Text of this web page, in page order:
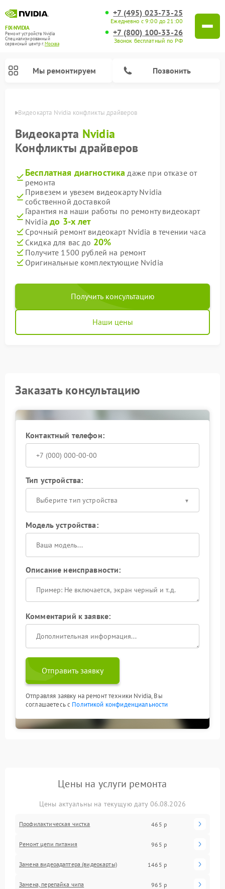
FIX-NVIDIA
Ремонт устройств Nvidia
Специализированный
cервисный центр г.Москва
+7 (495) 023-73-25
Ежедневно с 9:00 до 21:00
+7 (800) 100-33-26
Звонок бесплатный по РФ
Мы ремонтируем Позвонить
Видеокарта Nvidia конфликты драйверов
Видеокарта Nvidia
Конфликты драйверов
Бесплатная диагностика даже при отказе от
ремонта
Привезем и увезем видеокарту Nvidia
собственной доставкой
Гарантия на наши работы по ремонту видеокарт
Nvidiaдо 3-х лет
Срочный ремонт видеокарт Nvidia в течении часа
Скидка для вас до 20%
Получите 1500 рублей на ремонт
Оригинальные комплектующие Nvidia
Получить консультацию
Наши цены
Заказать консультацию
Контактный телефон:
Тип устройства:
Выберите тип устройства
Модель устройства:
Описание неисправности:
Комментарий к заявке:
Отправить заявку
Отправляя заявку на ремонт техники Nvidia, Вы
соглашаетесь с Политикой конфиденциальности
Цены на услуги ремонта
Цены актуальны на текущую дату 06.08.2026
Профилактическая чистка 465 р
Ремонт цепи питания 965 р
Замена видеоадаптера (видеокарты) 1465 р
Замена, перепайка чипа 965 р